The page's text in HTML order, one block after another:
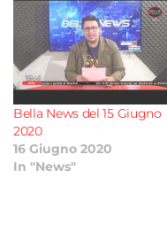
Bella News del 15 Giugno
2020
16 Giugno 2020
In "News"